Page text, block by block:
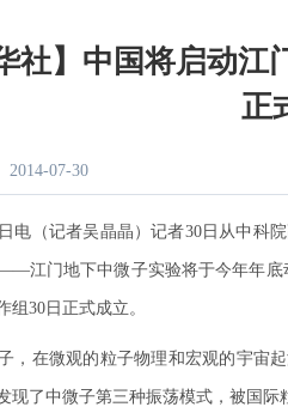
社】中国将启动
正
2014-07-30
（记者吴晶晶）记者30日从中科院
江门地下中微子实验将于今年年底
30日正式成立。
在微观的粒子物理和宏观的宇宙起
现了中微子第三种振荡模式，被国